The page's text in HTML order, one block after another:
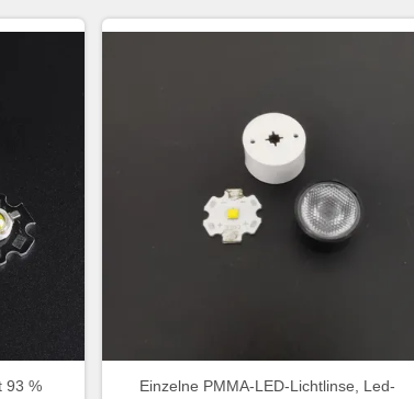
93 % Einzelne PMMA-LED-Lichtlinse, Led-